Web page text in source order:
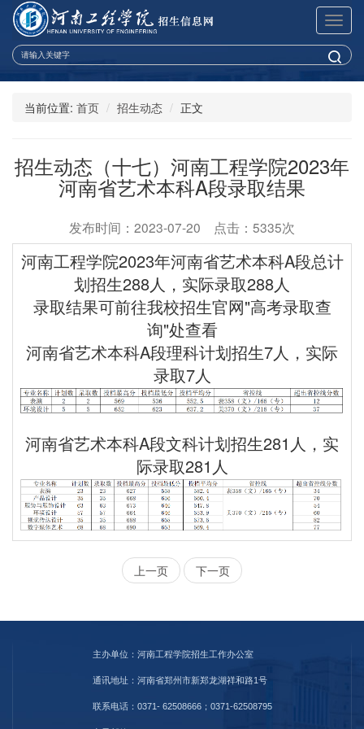
展
开
导
当前位置: 首页 招生动态 正文
招生动态（十七）河南工程学院2023年
河南省艺术本科A段录取结果
发布时间：2023-07-20 点击：5335次
河南工程学院2023年河南省艺术本科A段总计
划招生288人，实际录取288人
录取结果可前往我校招生官网"高考录取查
询"处查看
河南省艺术本科A段理科计划招生7人，实际
录取7人
河南省艺术本科A段文科计划招生281人，实
际录取281人
上一页 下一页
主办单位：河南工程学院招生工作办公室
通讯地址：河南省郑州市新郑龙湖祥和路1号
联系电话：0371- 62508666；0371-62508795